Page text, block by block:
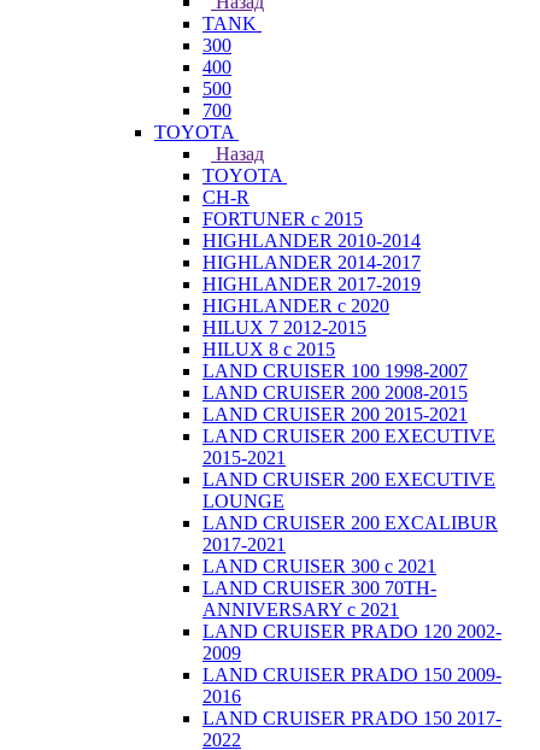
TANK
300
400
500
700
TOYOTA
Назад
TOYOTA
CH-R
FORTUNER с 2015
HIGHLANDER 2010-2014
HIGHLANDER 2014-2017
HIGHLANDER 2017-2019
HIGHLANDER с 2020
HILUX 7 2012-2015
HILUX 8 с 2015
LAND CRUISER 100 1998-2007
LAND CRUISER 200 2008-2015
LAND CRUISER 200 2015-2021
LAND CRUISER 200 EXECUTIVE
2015-2021
LAND CRUISER 200 EXECUTIVE
LOUNGE
LAND CRUISER 200 EXCALIBUR
2017-2021
LAND CRUISER 300 с 2021
LAND CRUISER 300 70TH-
ANNIVERSARY с 2021
LAND CRUISER PRADO 120 2002-
2009
LAND CRUISER PRADO 150 2009-
2016
LAND CRUISER PRADO 150 2017-
2022